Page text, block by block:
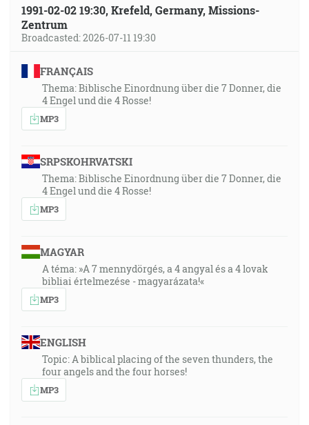
1991-02-02 19:30, Krefeld, Germany, Missions-
Zentrum
Broadcasted: 2026-07-11 19:30
FRANÇAIS
Thema: Biblische Einordnung über die 7 Donner, die
4 Engel und die 4 Rosse!
MP3
SRPSKOHRVATSKI
Thema: Biblische Einordnung über die 7 Donner, die
4 Engel und die 4 Rosse!
MP3
MAGYAR
A téma: »A 7 mennydörgés, a 4 angyal és a 4 lovak
bibliai értelmezése - magyarázata!«
MP3
ENGLISH
Topic: A biblical placing of the seven thunders, the
four angels and the four horses!
MP3